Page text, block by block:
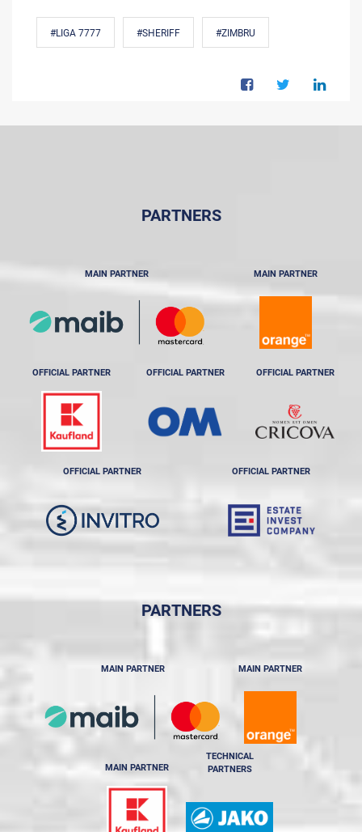
#LIGA 7777 #SHERIFF #ZIMBRU
PARTNERS
MAIN PARTNER MAIN PARTNER
OFFICIAL PARTNER OFFICIAL PARTNER OFFICIAL PARTNER
OFFICIAL PARTNER OFFICIAL PARTNER
PARTNERS
MAIN PARTNER MAIN PARTNER
MAIN PARTNER
TECHNICAL
PARTNERS